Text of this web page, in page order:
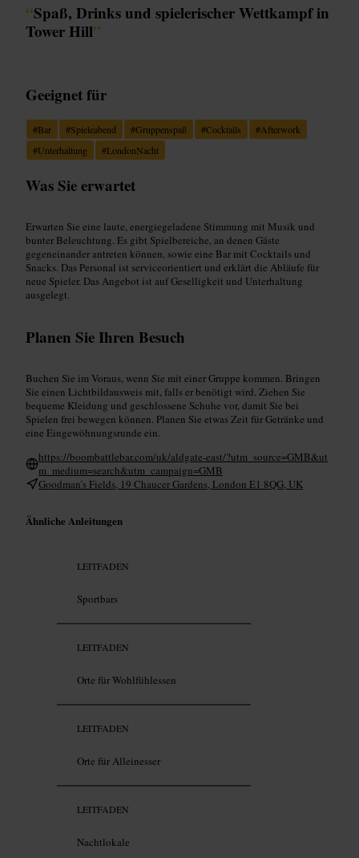
“Spaß, Drinks und spielerischer Wettkampf in
Tower Hill”
Geeignet für
#Bar #Spieleabend #Gruppenspaß #Cocktails #Afterwork
#Unterhaltung #LondonNacht
Was Sie erwartet
Erwarten Sie eine laute, energiegeladene Stimmung mit Musik und
bunter Beleuchtung. Es gibt Spielbereiche, an denen Gäste
gegeneinander antreten können, sowie eine Bar mit Cocktails und
Snacks. Das Personal ist serviceorientiert und erklärt die Abläufe für
neue Spieler. Das Angebot ist auf Geselligkeit und Unterhaltung
ausgelegt.
Planen Sie Ihren Besuch
Buchen Sie im Voraus, wenn Sie mit einer Gruppe kommen. Bringen
Sie einen Lichtbildausweis mit, falls er benötigt wird. Ziehen Sie
bequeme Kleidung und geschlossene Schuhe vor, damit Sie bei
Spielen frei bewegen können. Planen Sie etwas Zeit für Getränke und
eine Eingewöhnungsrunde ein.
https://boombattlebar.com/uk/aldgate-east/?utm_source=GMB&ut
m_medium=search&utm_campaign=GMB
Goodman’s Fields, 19 Chaucer Gardens, London E1 8QG, UK
Ähnliche Anleitungen
LEITFADEN
Sportbars
LEITFADEN
Orte für Wohlfühlessen
LEITFADEN
Orte für Alleinesser
LEITFADEN
Nachtlokale